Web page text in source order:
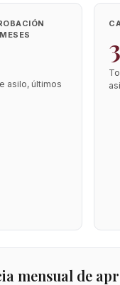
asilo, últimos
mensual de